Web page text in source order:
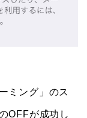
ミング」のス
OFFが成功し